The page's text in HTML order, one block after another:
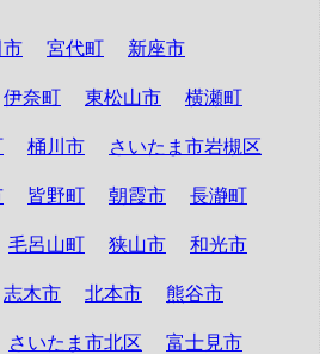
市 宮代町 新座市
伊奈町 東松山市 横瀬町
桶川市 さいたま市岩槻区
皆野町 朝霞市 長瀞町
毛呂山町 狭山市 和光市
志木市 北本市 熊谷市
さいたま市北区 富士見市